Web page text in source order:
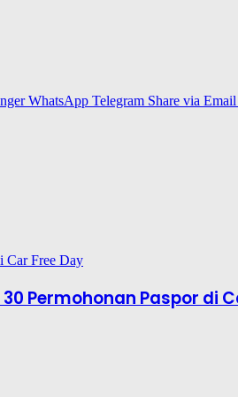
WhatsApp Telegram Share via Email
Permohonan Paspor di